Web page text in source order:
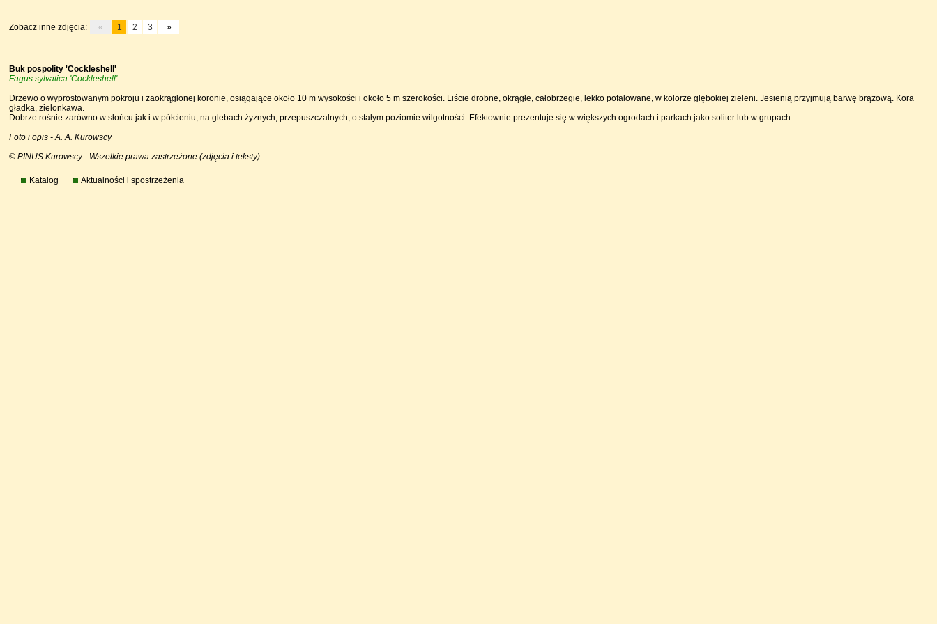
Zobacz inne zdjęcia: « 1 2 3 »
Buk pospolity 'Cockleshell'
Fagus sylvatica 'Cockleshell'
Drzewo o wyprostowanym pokroju i zaokrąglonej koronie, osiągające około 10 m wysokości i około 5 m szerokości. Liście drobne, okrągłe, całobrzegie, lekko pofalowane, w kolorze głębokiej zieleni. Jesienią przyjmują barwę brązową. Kora
gładka, zielonkawa.
Dobrze rośnie zarówno w słońcu jak i w półcieniu, na glebach żyznych, przepuszczalnych, o stałym poziomie wilgotności. Efektownie prezentuje się w większych ogrodach i parkach jako soliter lub w grupach.
Foto i opis - A. A. Kurowscy
© PINUS Kurowscy - Wszelkie prawa zastrzeżone (zdjęcia i teksty)
Katalog Aktualności i spostrzeżenia